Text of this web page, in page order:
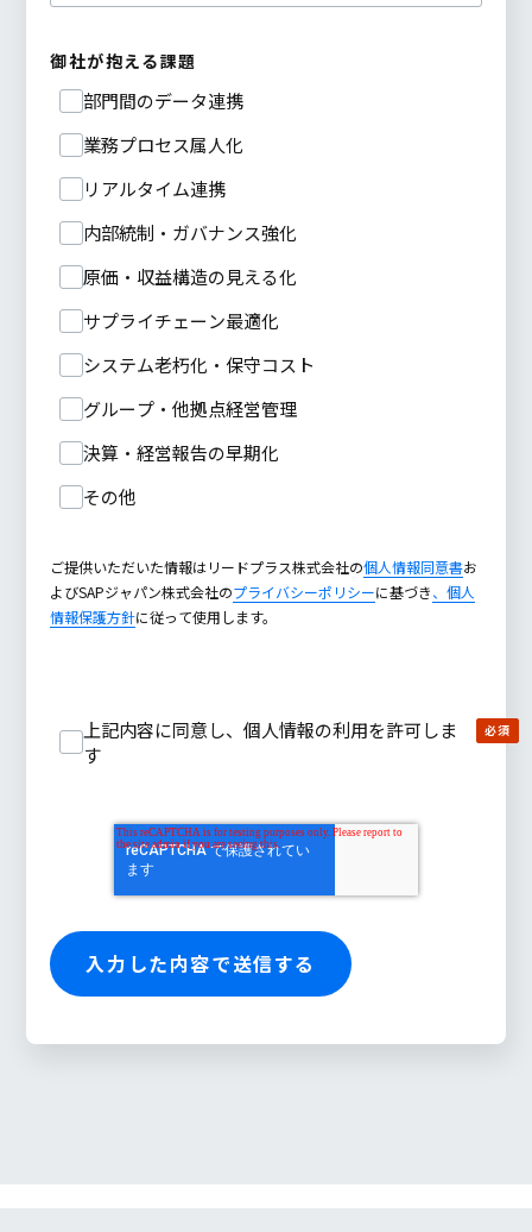
御社が抱える課題
部門間のデータ連携
業務プロセス属人化
リアルタイム連携
内部統制・ガバナンス強化
原価・収益構造の見える化
サプライチェーン最適化
システム老朽化・保守コスト
グループ・他拠点経営管理
決算・経営報告の早期化
その他
ご提供いただいた情報はリードプラス株式会社の個人情報同意書お
よびSAPジャパン株式会社のプライバシーポリシーに基づき、個人
情報保護方針に従って使用します。
上記内容に同意し、個人情報の利用を許可しま
す